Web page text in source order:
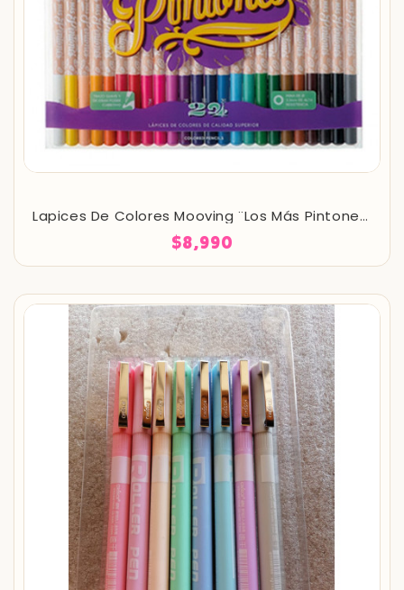
Lapices De Colores Mooving ¨Los Más Pintones¨
$8,990